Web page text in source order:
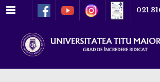
Meniu 021